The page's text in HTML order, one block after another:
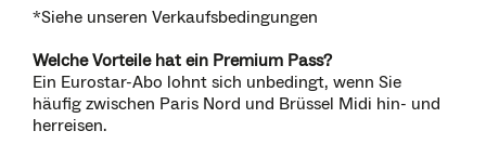
*Siehe unseren Verkaufsbedingungen
Welche Vorteile hat ein Premium Pass?
Ein Eurostar-Abo lohnt sich unbedingt, wenn Sie
häufig zwischen Paris Nord und Brüssel Midi hin- und
herreisen.